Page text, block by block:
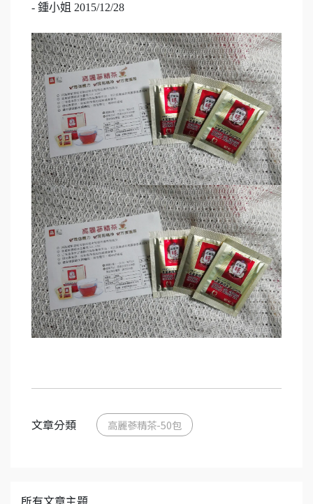
- 鍾小姐 2015/12/28
文章分類 高麗蔘精茶-50包
所有文章主題